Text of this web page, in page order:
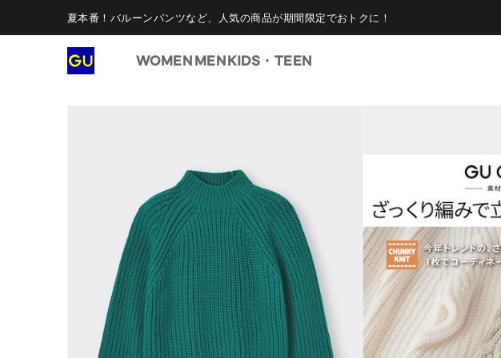
夏本番！バルーンパンツなど、人気の商品が期間限定でおトクに！
WOMEN MENKIDS・TEEN